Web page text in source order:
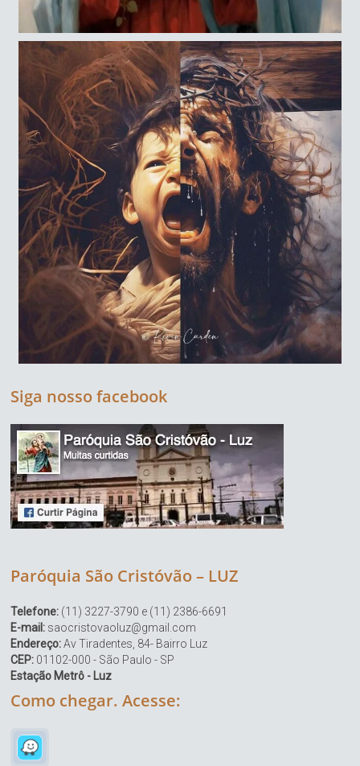
Siga nosso facebook
Paróquia São Cristóvão – LUZ
Telefone: (11) 3227-3790 e (11) 2386-6691
E-mail: saocristovaoluz@gmail.com
Endereço:Av Tiradentes, 84- Bairro Luz
CEP: 01102-000 - São Paulo - SP
Estação Metrô - Luz
Como chegar. Acesse: